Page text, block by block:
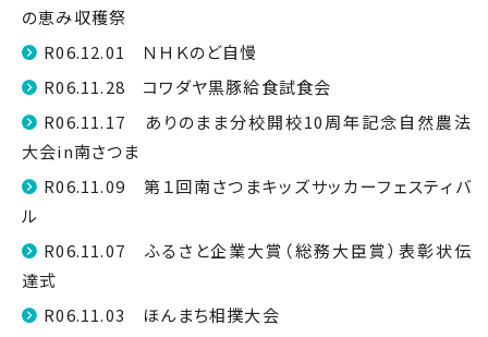
の恵み収穫祭
R06.12.01 ＮＨＫのど自慢
R06.11.28 コワダヤ黒豚給食試食会
R06.11.17 ありのまま分校開校10周年記念自然農法
大会in南さつま
R06.11.09 第１回南さつまキッズサッカーフェスティバ
ル
R06.11.07 ふるさと企業大賞（総務大臣賞）表彰状伝
達式
R06.11.03 ほんまち相撲大会